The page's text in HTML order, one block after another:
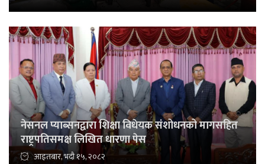
नेसनल प्याब्सनद्वारा शिक्षा विधेयक संशोधनको मागसहित
राष्ट्रपतिसमक्ष लिखित धारणा पेस
आइतबार, भदौ १५, २०८२